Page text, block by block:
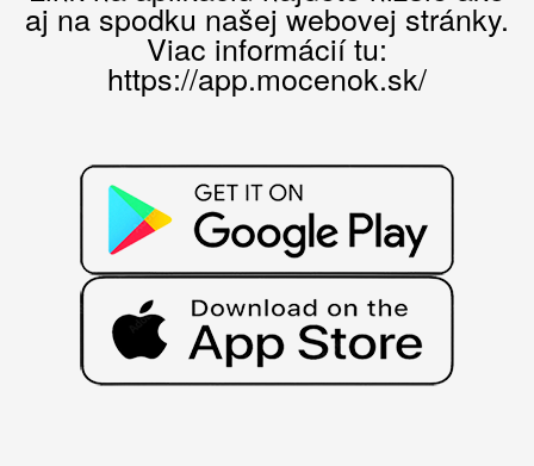
aj na spodku našej webovej stránky.
Viac informácií tu:
https://app.mocenok.sk/